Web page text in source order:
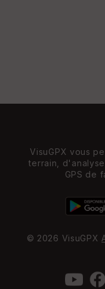
VisuGPX vous
terrain,
GPS de
© 2026 VisuGPX